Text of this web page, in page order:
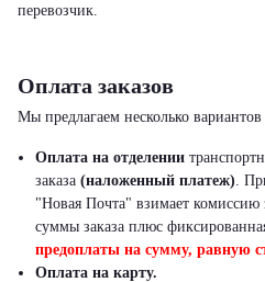
перевозчик.
Оплата заказов
Мы предлагаем несколько вариантов
Оплата на отделении
заказа (наложенный платеж).
"Новая Почта" взимает комиссию
суммы заказа плюс
предоплаты на сумму, равную
Оплата на карту.